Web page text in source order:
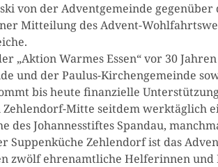
von der Adventgemeinde
Mitteilung des Advent-
„Aktion Warmes Essen“ vor 30
und der Paulus-Kirchengemeinde
bis heute finanzielle
Mitte seitdem werktäglich
des Johannesstiftes Spandau,
Suppenküche Zehlendorf ist das
zwölf ehrenamtliche Helferinnen